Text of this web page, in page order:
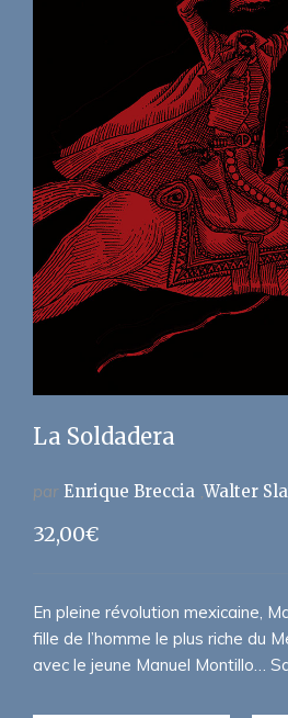
La Soldadera
par Enrique Breccia Walter
32,00€
En pleine révolution mexicaine,
fille de l’homme le plus riche du
avec le jeune Manuel Montillo…